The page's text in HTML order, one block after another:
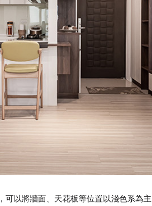
以將牆面、天花板等位置以淺色系為